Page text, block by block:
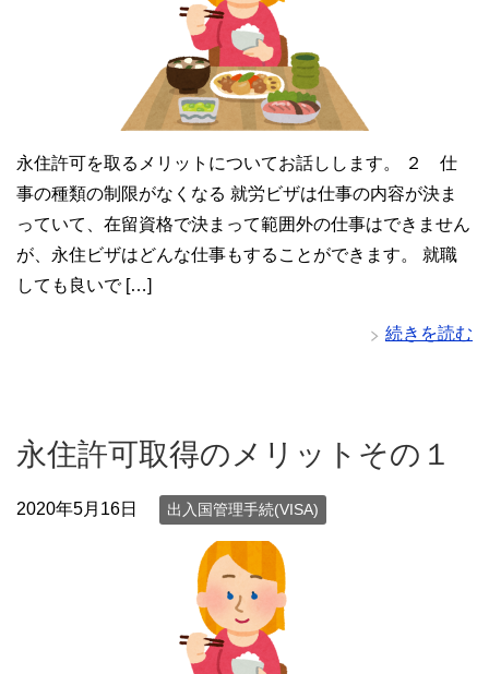
永住許可を取るメリットについてお話しします。 ２ 仕
事の種類の制限がなくなる 就労ビザは仕事の内容が決ま
っていて、在留資格で決まって範囲外の仕事はできません
が、永住ビザはどんな仕事もすることができます。 就職
しても良いで […]
続きを読む
永住許可取得のメリットその１
2020年5月16日 出入国管理手続(VISA)